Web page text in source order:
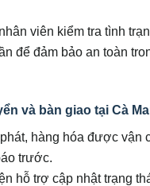
viên kiểm tra tình
để đảm bảo an toàn
và bàn giao tại Cà
hàng hóa được vận
trước.
hỗ trợ cập nhật trạng